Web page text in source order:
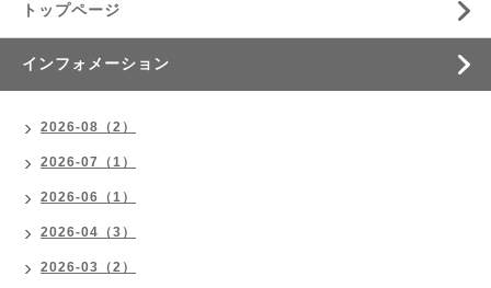
トップページ
インフォメーション
2026-08（2）
2026-07（1）
2026-06（1）
2026-04（3）
2026-03（2）